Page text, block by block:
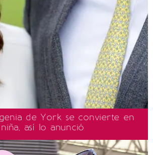
de York se convierte en
así lo anunció